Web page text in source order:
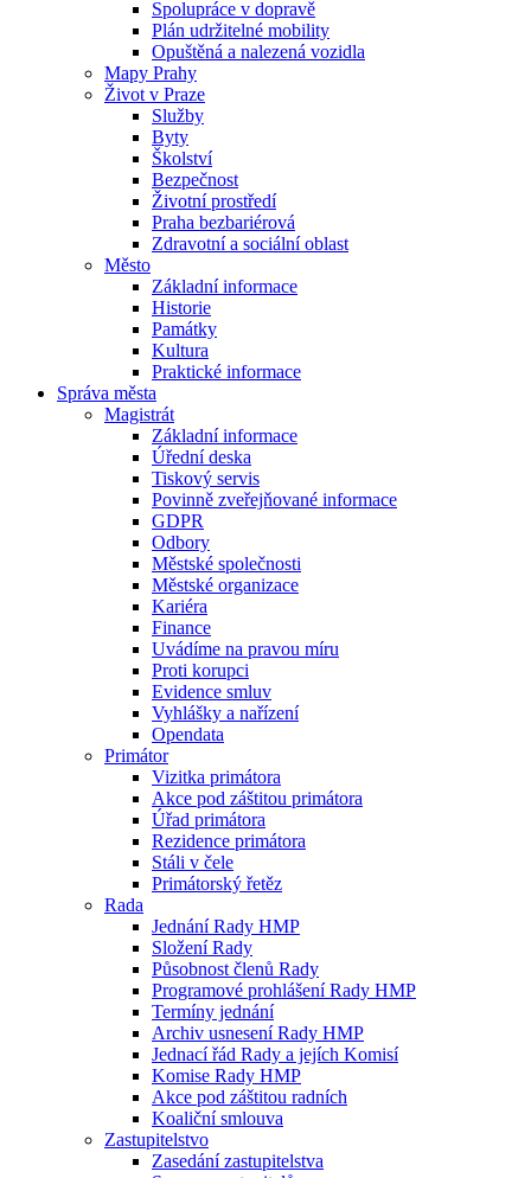
Spolupráce v dopravě
Plán udržitelné mobility
Opuštěná a nalezená vozidla
Mapy Prahy
Život v Praze
Služby
Byty
Školství
Bezpečnost
Životní prostředí
Praha bezbariérová
Zdravotní a sociální oblast
Město
Základní informace
Historie
Památky
Kultura
Praktické informace
Správa města
Magistrát
Základní informace
Úřední deska
Tiskový servis
Povinně zveřejňované informace
GDPR
Odbory
Městské společnosti
Městské organizace
Kariéra
Finance
Uvádíme na pravou míru
Proti korupci
Evidence smluv
Vyhlášky a nařízení
Opendata
Primátor
Vizitka primátora
Akce pod záštitou primátora
Úřad primátora
Rezidence primátora
Stáli v čele
Primátorský řetěz
Rada
Jednání Rady HMP
Složení Rady
Působnost členů Rady
Programové prohlášení Rady HMP
Termíny jednání
Archiv usnesení Rady HMP
Jednací řád Rady a jejích Komisí
Komise Rady HMP
Akce pod záštitou radních
Koaliční smlouva
Zastupitelstvo
Zasedání zastupitelstva